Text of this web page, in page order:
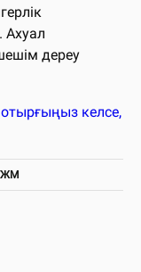
Ахуал
дереу
келсе,